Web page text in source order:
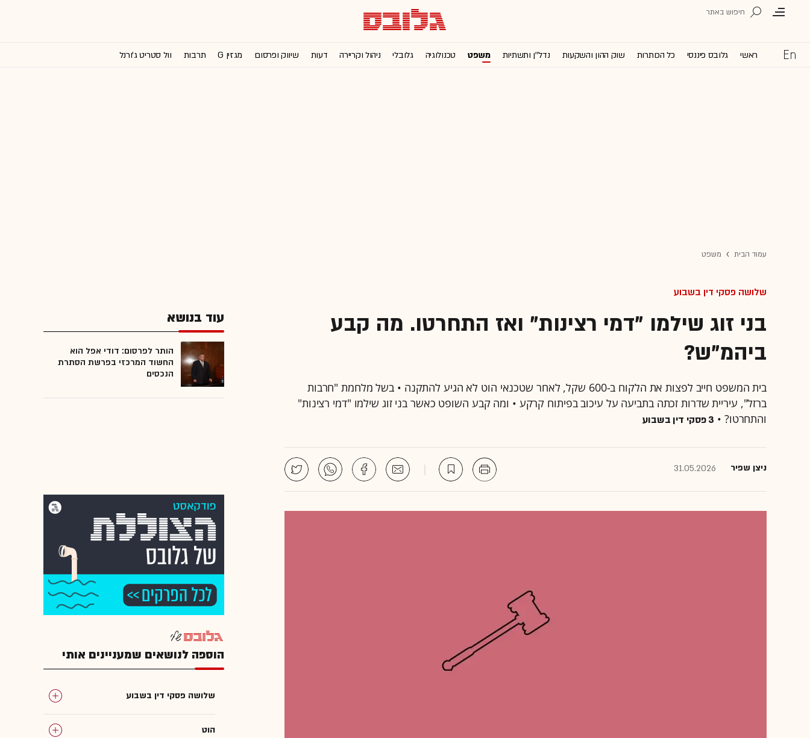
ראשי גלובס פיננסי כל הכותרות שוק ההון והשקעות נדל''ן ותשתיות משפט טכנולוגיה גלובלי ניהול וקריירה דעות שיווק ופרסום מגזין G תרבות וול סטריט ג'ורנל
עמוד הבית משפט
שלושה פסקי דין בשבוע
בני זוג שילמו "דמי רצינות" ואז התחרטו. מה קבע
ביהמ"ש?
בית המשפט חייב לפצות את הלקוח ב-600 שקל, לאחר שטכנאי הוט לא הגיע להתקנה • בשל מלחמת "חרבות
ברזל", עיריית שדרות זכתה בתביעה על עיכוב בפיתוח קרקע • ומה קבע השופט כאשר בני זוג שילמו "דמי רצינות"
והתחרטו? • 3 פסקי דין בשבוע
ניצן שפיר 31.05.2026
עוד בנושא
הותר לפרסום: דודי אפל הוא
החשוד המרכזי בפרשת הסתרת
הנכסים
הוספה לנושאים שמעניינים אותי
שלושה פסקי דין בשבוע
הוט